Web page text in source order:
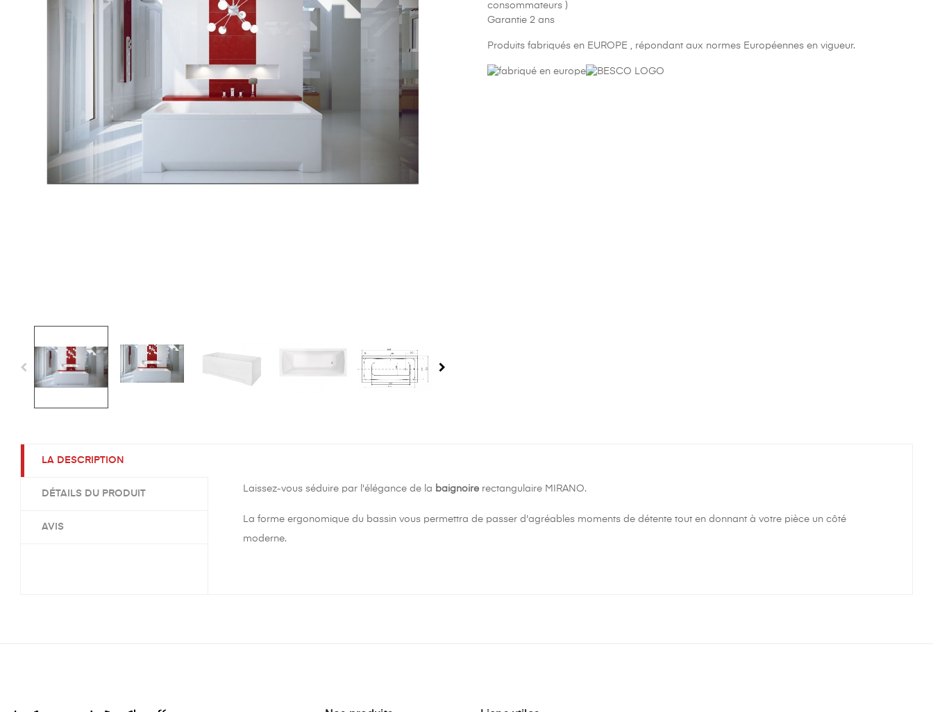
consommateurs )
Garantie 2 ans
Produits fabriqués en EUROPE , répondant aux normes Européennes en vigueur.
LA DESCRIPTION
DÉTAILS DU PRODUIT
AVIS
Laissez-vous séduire par l'élégance de la baignoirerectangulaire MIRANO.
La forme ergonomique du bassin vous permettra de passer d'agréables moments de détente tout en donnant à votre pièce un côté
moderne.